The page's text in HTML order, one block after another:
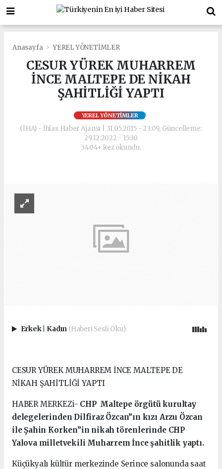
Anasayfa YEREL YÖNETİMLER
CESUR YÜREK MUHARREM
İNCE MALTEPE DE NİKAH
ŞAHİTLİĞİ YAPTI
YEREL YÖNETİMLER
(İHA) - İhlas Haber Ajansı | 31.05.2015 - 23:09, Güncelleme:
29.12.2022 - 15:30
3404+ kez okundu.
Erkek Kadın (Haberi Sesli Oku)
CESUR YÜREK MUHARREM İNCE MALTEPE DE
NİKAH ŞAHİTLİĞİ YAPTI
HABER MERKEZi- CHP Maltepe örgütü kurultay
delegelerinden Dilfiraz Özcan”ın kızı Arzu Özcan
ile Şahin Korken”in nikah törenlerinde CHP
Yalova milletvekili Muharrem İnce şahitlik yaptı.
Küçükyalı kültür merkezinde Serince salonunda saat